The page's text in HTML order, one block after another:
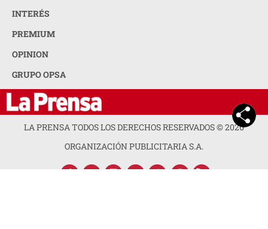
INTERÉS
PREMIUM
OPINION
GRUPO OPSA
LA PRENSA TODOS LOS DERECHOS RESERVADOS ©2026
ORGANIZACIÓN PUBLICITARIA S.A.